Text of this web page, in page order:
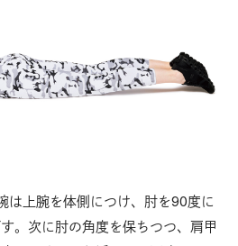
は上腕を体側につけ、肘を90度に
。次に肘の角度を保ちつつ、肩甲